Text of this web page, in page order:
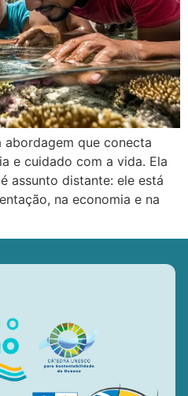
abordagem que conecta
e cuidado com a vida. Ela
assunto distante: ele está
na economia e na